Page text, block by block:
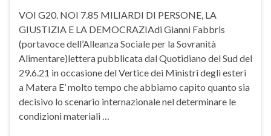
VOI G20. NOI 7.85 MILIARDI DI PERSONE, LA
GIUSTIZIA E LA DEMOCRAZIAdi Gianni Fabbris
(portavoce dell’Alleanza Sociale per la Sovranità
Alimentare)lettera pubblicata dal Quotidiano del Sud del
29.6.21 in occasione del Vertice dei Ministri degli esteri
a Matera E’ molto tempo che abbiamo capito quanto sia
decisivo lo scenario internazionale nel determinare le
condizioni materiali …